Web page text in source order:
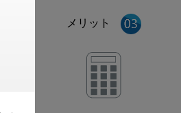
メリット